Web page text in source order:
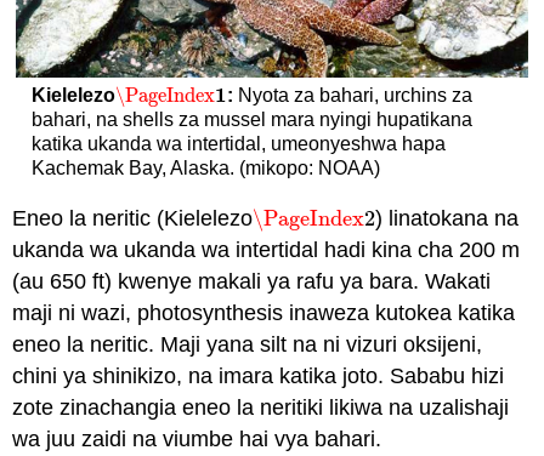
Kielelezo\PageIndex1
\PageIndex1: Nyota za bahari, urchins za
bahari, na shells za mussel mara nyingi hupatikana
katika ukanda wa intertidal, umeonyeshwa hapa
Kachemak Bay, Alaska. (mikopo: NOAA)
Eneo la neritic (Kielelezo\PageIndex2
\PageIndex2) linatokana na
ukanda wa ukanda wa intertidal hadi kina cha 200 m
(au 650 ft) kwenye makali ya rafu ya bara. Wakati
maji ni wazi, photosynthesis inaweza kutokea katika
eneo la neritic. Maji yana silt na ni vizuri oksijeni,
chini ya shinikizo, na imara katika joto. Sababu hizi
zote zinachangia eneo la neritiki likiwa na uzalishaji
wa juu zaidi na viumbe hai vya bahari.